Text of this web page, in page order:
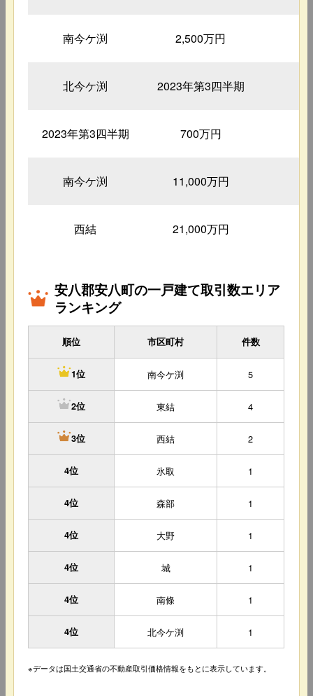
南今ケ渕 2,500万円
北今ケ渕 2023年第3四半期
2023年第3四半期 700万円
南今ケ渕 11,000万円
西結 21,000万円
安八郡安八町の一戸建て取引数エリア
ランキング
順位 市区町村 件数
1位 南今ケ渕 5
2位 東結 4
3位 西結 2
4位 氷取 1
4位 森部 1
4位 大野 1
4位 城 1
4位 南條 1
4位 北今ケ渕 1
※データは国土交通省の不動産取引価格情報をもとに表示しています。